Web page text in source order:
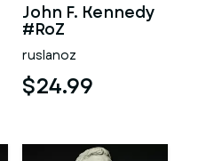
John F. Kennedy
#RoZ
ruslanoz
$24.99